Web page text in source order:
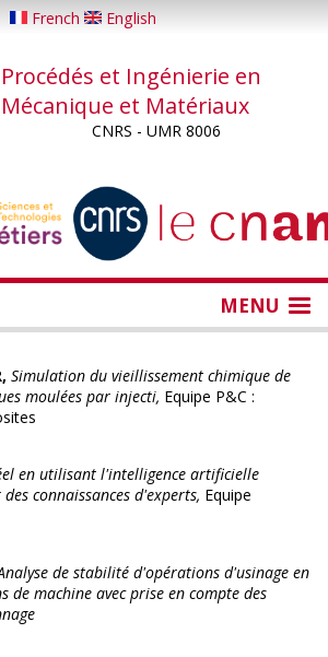
French English
Procédés et Ingénierie en
Mécanique et Matériaux
CNRS - UMR 8006
MENU
Simulation du vieillissement chimique de
moulées par injecti, Equipe P&C :
en utilisant l'intelligence artificielle
connaissances d'experts, Equipe
de stabilité d'opérations d'usinage en
de machine avec prise en compte des